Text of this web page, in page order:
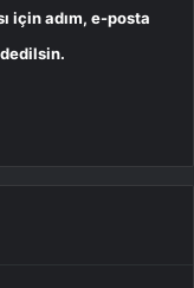
için adım, e-posta